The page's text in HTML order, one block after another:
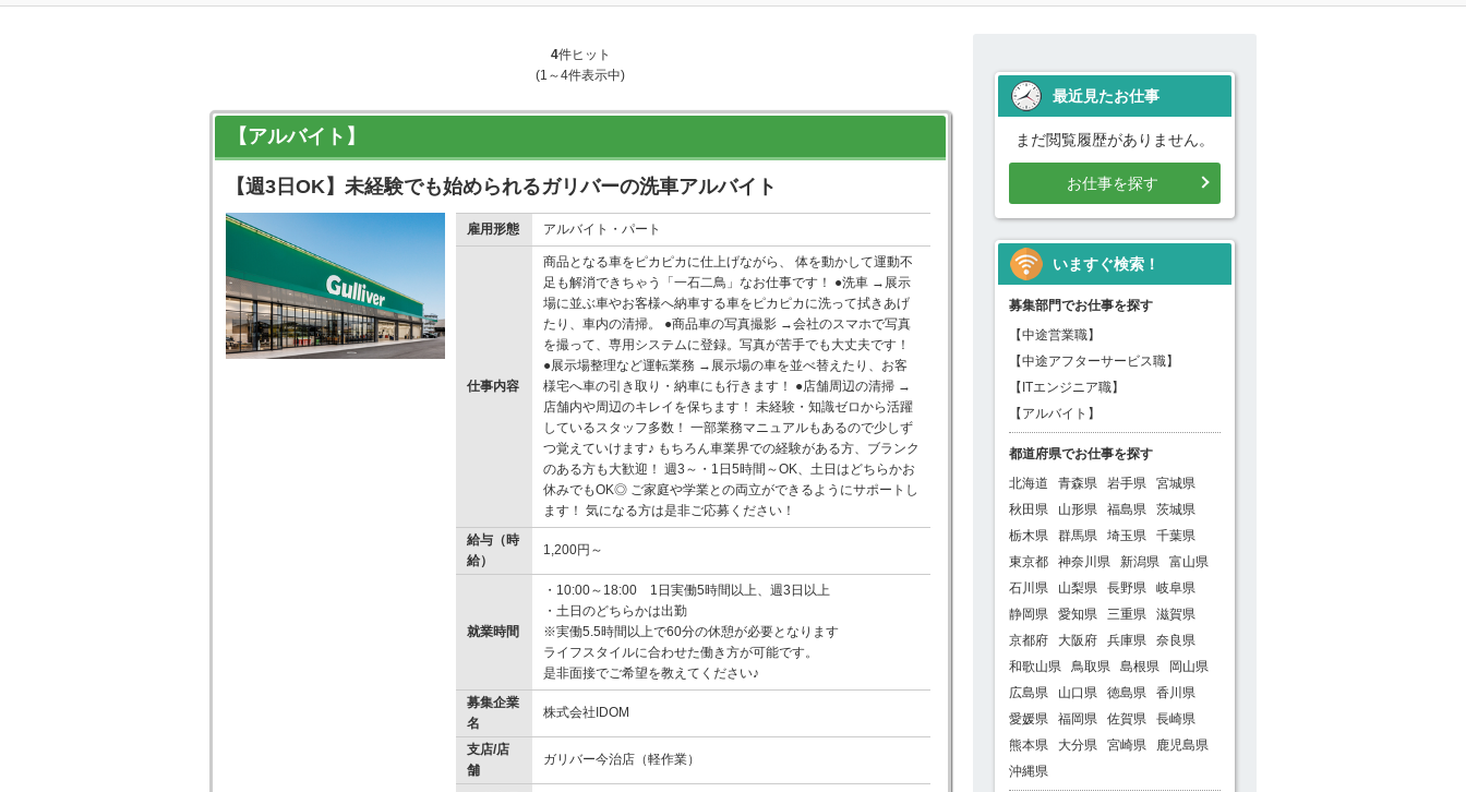
4件ヒット
(1～4件表示中)
【アルバイト】
【週3日OK】未経験でも始められるガリバーの洗車アルバイト
雇用形態 アルバイト・パート
仕事内容
商品となる車をピカピカに仕上げながら、 体を動かして運動不
足も解消できちゃう「一石二鳥」なお仕事です！ ●洗車 →展示
場に並ぶ車やお客様へ納車する車をピカピカに洗って拭きあげ
たり、車内の清掃。 ●商品車の写真撮影 →会社のスマホで写真
を撮って、専用システムに登録。写真が苦手でも大丈夫です！
●展示場整理など運転業務 →展示場の車を並べ替えたり、お客
様宅へ車の引き取り・納車にも行きます！ ●店舗周辺の清掃 →
店舗内や周辺のキレイを保ちます！ 未経験・知識ゼロから活躍
しているスタッフ多数！ 一部業務マニュアルもあるので少しず
つ覚えていけます♪ もちろん車業界での経験がある方、ブランク
のある方も大歓迎！ 週3～・1日5時間～OK、土日はどちらかお
休みでもOK◎ ご家庭や学業との両立ができるようにサポートし
ます！ 気になる方は是非ご応募ください！
給与（時
給）
1,200円～
就業時間
・10:00～18:00 1日実働5時間以上、週3日以上
・土日のどちらかは出勤
※実働5.5時間以上で60分の休憩が必要となります
ライフスタイルに合わせた働き方が可能です。
是非面接でご希望を教えてください♪
募集企業
名
株式会社IDOM
支店/店
舗
ガリバー今治店（軽作業）
最近見たお仕事
まだ閲覧履歴がありません。
お仕事を探す
いますぐ検索！
募集部門でお仕事を探す
【中途営業職】
【中途アフターサービス職】
【ITエンジニア職】
【アルバイト】
都道府県でお仕事を探す
北海道
青森県 岩手県
宮城県
秋田県
山形県 福島県
茨城県
栃木県
群馬県 埼玉県
千葉県
東京都
神奈川県 新潟県
富山県
石川県
山梨県 長野県
岐阜県
静岡県
愛知県 三重県
滋賀県
京都府
大阪府 兵庫県
奈良県
和歌山県
鳥取県 島根県
岡山県
広島県
山口県 徳島県
香川県
愛媛県
福岡県 佐賀県
長崎県
熊本県
大分県 宮崎県
鹿児島県
沖縄県